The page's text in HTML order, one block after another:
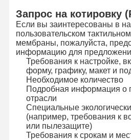
Запрос на котировку
Если вы заинтересованы в
пользовательском
мембраны, пожалуйста,
информацию для
Требования к настройке,
форму, графику, макет и
Необходимое количество
Подробная информация о
отрасли
Специальные
(например, требования к
или пылезащите)
Требования к срокам и